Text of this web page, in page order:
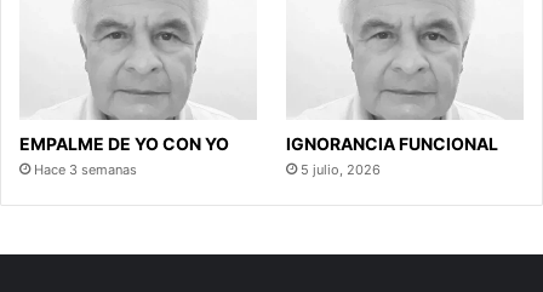
EMPALME DE YO CON YO
Hace 3 semanas
IGNORANCIA FUNCIONAL
5 julio, 2026